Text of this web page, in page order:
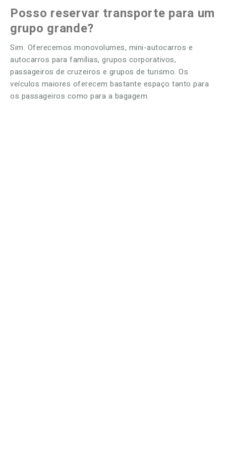
Posso reservar transporte para um
grupo grande?
Sim. Oferecemos monovolumes, mini-autocarros e
autocarros para famílias, grupos corporativos,
passageiros de cruzeiros e grupos de turismo. Os
veículos maiores oferecem bastante espaço tanto para
os passageiros como para a bagagem.